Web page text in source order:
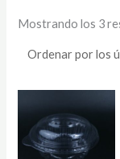
Mostrando los 3